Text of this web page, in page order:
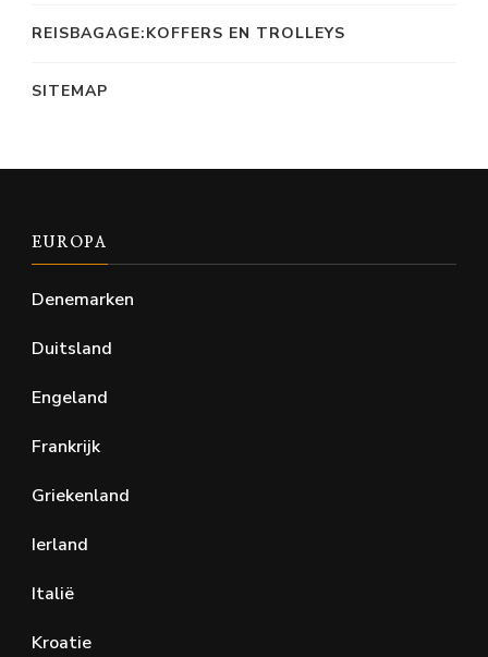
REISBAGAGE:KOFFERS EN TROLLEYS
SITEMAP
EUROPA
Denemarken
Duitsland
Engeland
Frankrijk
Griekenland
Ierland
Italië
Kroatie